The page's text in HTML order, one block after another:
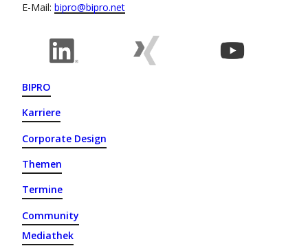
E-Mail: bipro@bipro.net
BIPRO
Karriere
Corporate Design
Themen
Termine
Community
Mediathek